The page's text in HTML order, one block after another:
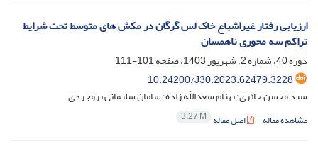
ارزیابی رفتار غیراشباع خاک لس گرگان در مکش های متوسط تحت شرایط
تراکم سه محوری ناهمسان
دوره 40، شماره 2، شهریور 1403، صفحه
101-111
10.24200/J30.2023.62479.3228
سید محسن حائری؛ بهنام سعداللّه زاده؛ سامان سلیمانی بروجردی
مشاهده مقاله اصل مقاله 3.27 M